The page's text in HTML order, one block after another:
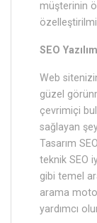
müşterinin
SEO
Web
güzel
çevrimiçi
sağlayan
Tasarım
teknik SEO
gibi temel
arama
yardımcı